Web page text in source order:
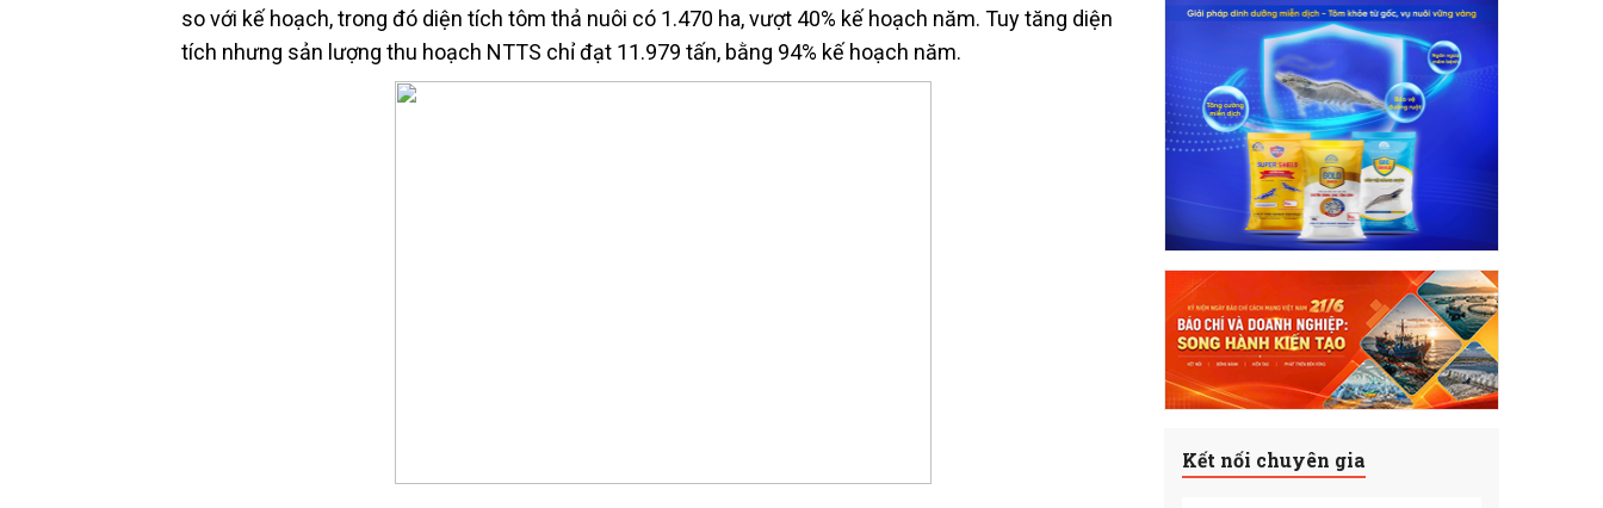
so với kế hoạch, trong đó diện tích tôm thả nuôi có 1.470 ha, vượt 40% kế hoạch năm. Tuy tăng diện
tích nhưng sản lượng thu hoạch NTTS chỉ đạt 11.979 tấn, bằng 94% kế hoạch năm.
Kết nối chuyên gia